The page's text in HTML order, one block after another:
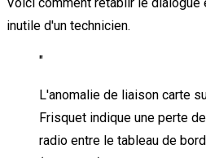
inutile d'un technicien.
"
L'anomalie de liaison carte
Frisquet indique une perte
radio entre le tableau de